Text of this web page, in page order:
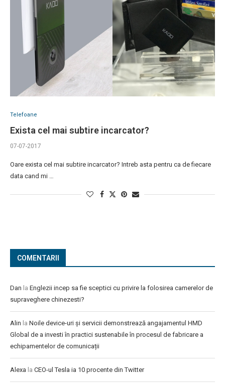
Telefoane
Exista cel mai subtire incarcator?
07-07-2017
Oare exista cel mai subtire incarcator? Intreb asta pentru ca de fiecare
data cand mi …
COMENTARII
Dan la Englezii incep sa fie sceptici cu privire la folosirea camerelor de
supraveghere chinezesti?
Alin la Noile device-uri și servicii demonstrează angajamentul HMD
Global de a investi în practici sustenabile în procesul de fabricare a
echipamentelor de comunicații
Alexa la CEO-ul Tesla ia 10 procente din Twitter